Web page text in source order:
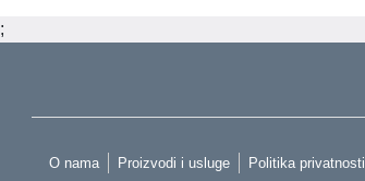
;
O nama Proizvodi i usluge Politika privatnosti